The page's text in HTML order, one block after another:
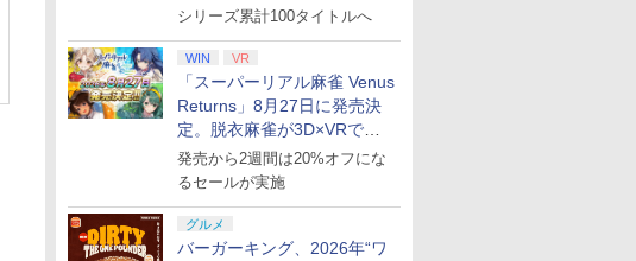
8月27日20時から配信
シリーズ累計100タイトルへ
WIN VR
「スーパーリアル麻雀 Venus
Returns」8月27日に発売決
定。脱衣麻雀が3D×VRで復
活
発売から2週間は20%オフにな
るセールが実施
グルメ
バーガーキング、2026年“ワ